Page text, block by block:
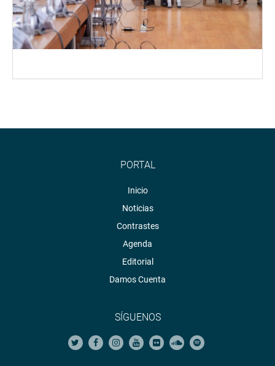
PORTAL
Inicio
Noticias
Contrastes
Agenda
Editorial
Damos Cuenta
SÍGUENOS